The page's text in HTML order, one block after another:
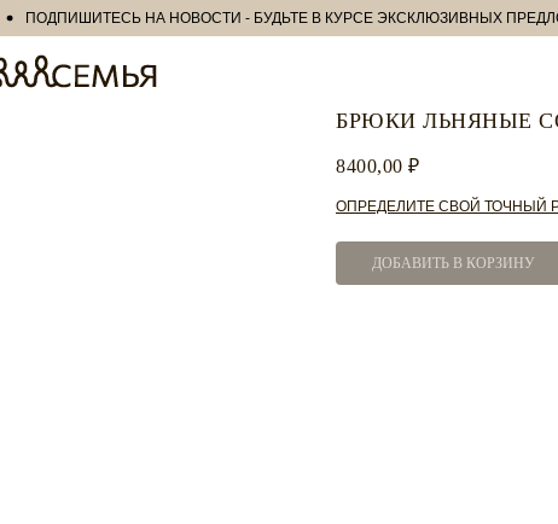
ПОДПИШИТЕСЬ НА НОВОСТИ - БУДЬТЕ В КУРСЕ ЭКСКЛЮЗИВНЫХ
БРЮКИ ЛЬНЯНЫЕ
8400,00 ₽
ОПРЕДЕЛИТЕ СВОЙ ТОЧНЫЙ
ДОБАВИТЬ В КОРЗИНУ